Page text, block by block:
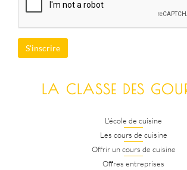
LA CLASSE DES
L'école de cuisine
Les cours de cuisine
Offrir un cours de cuisine
Offres entreprises